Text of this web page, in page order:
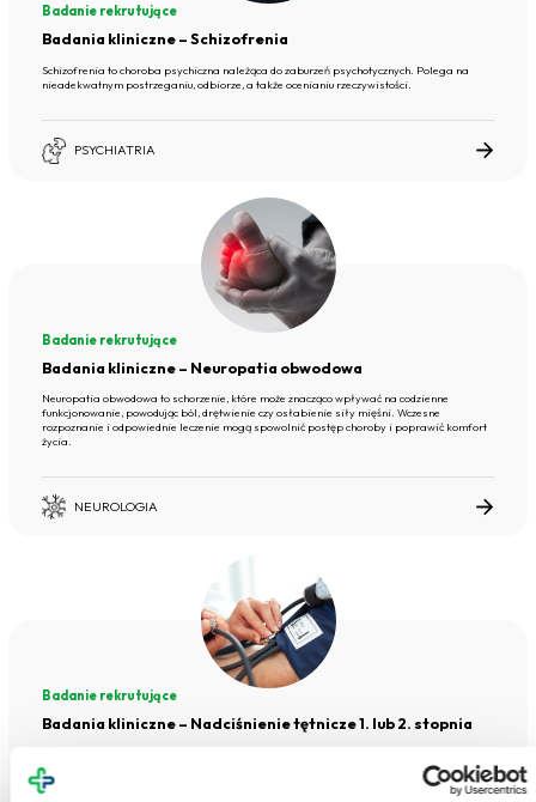
Badanie rekrutujące
Badania kliniczne – Schizofrenia
Schizofrenia to choroba psychiczna należąca do zaburzeń psychotycznych. Polega na
nieadekwatnym postrzeganiu, odbiorze, a także ocenianiu rzeczywistości.
PSYCHIATRIA
Badanie rekrutujące
Badania kliniczne – Neuropatia obwodowa
Neuropatia obwodowa to schorzenie, które może znacząco wpływać na codzienne
funkcjonowanie, powodując ból, drętwienie czy osłabienie siły mięśni. Wczesne
rozpoznanie i odpowiednie leczenie mogą spowolnić postęp choroby i poprawić komfort
życia.
NEUROLOGIA
Badanie rekrutujące
Badania kliniczne – Nadciśnienie tętnicze 1. lub 2. stopnia
dawać objawów, a mimo to zwiększa ryzyko poważnych chorób serca, mózgu i nerek.
Wczesne wykrycie i odpowiednia kontrola nadciśnienia pozwalają znacznie zmniejszyć to
ryzyko.